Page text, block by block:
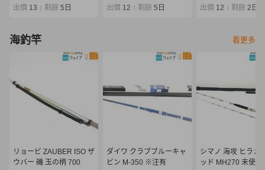
出價 13 剩餘 5日 出價 12 剩餘 5日 出價 12 剩餘 2日
海釣竿 看更多
リョービ ZAUBER ISO ザ
ウバー 磯 玉の柄 700
ダイワ クラブブルーキャ
ビン M-350 ※注有
シマノ 海攻 ヒラメ
ッド MH270 未使用